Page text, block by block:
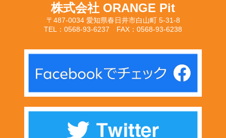
株式会社 ORANGE Pit
〒487-0034 愛知県春日井市白山町 5-31-8
TEL：0568-93-6237 FAX：0568-93-6238